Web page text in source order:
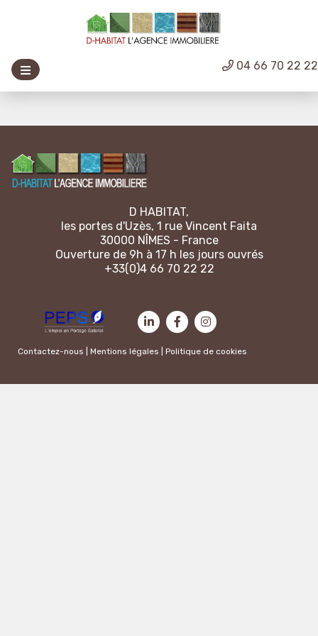
04 66 70 22 22
D HABITAT,
les portes d'Uzès, 1 rue Vincent Faita
30000 NÎMES - France
Ouverture de 9h à 17 h les jours ouvrés
+33(0)4 66 70 22 22
Contactez-nous |Mentions légales |Politique de cookies